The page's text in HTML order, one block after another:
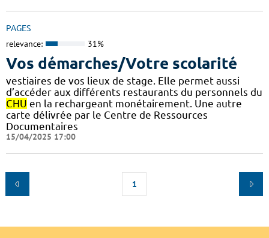
PAGES
relevance: 31%
Vos démarches/Votre scolarité
vestiaires de vos lieux de stage. Elle permet aussi
d’accéder aux différents restaurants du personnels du
CHU en la rechargeant monétairement. Une autre
carte délivrée par le Centre de Ressources
Documentaires
15/04/2025 17:00
1